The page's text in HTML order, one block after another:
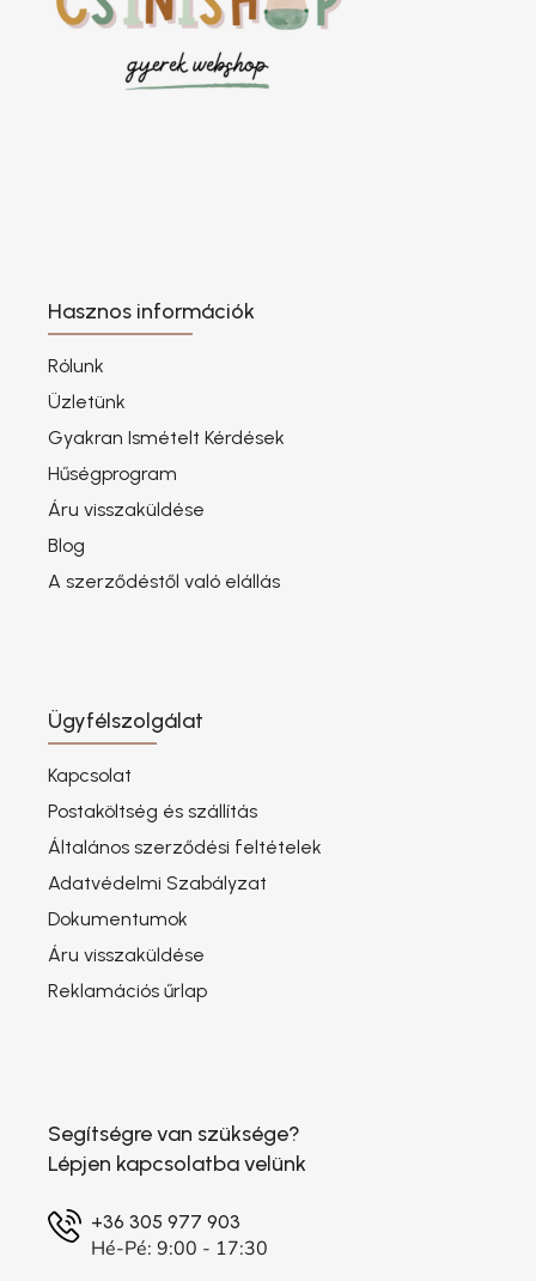
Hasznos információk
Rólunk
Üzletünk
Gyakran Ismételt Kérdések
Hűségprogram
Áru visszaküldése
Blog
A szerződéstől való elállás
Ügyfélszolgálat
Kapcsolat
Postaköltség és szállítás
Általános szerződési feltételek
Adatvédelmi Szabályzat
Dokumentumok
Áru visszaküldése
Reklamációs űrlap
Segítségre van szüksége?
Lépjen kapcsolatba velünk
+36 305 977 903
Hé-Pé: 9:00 - 17:30